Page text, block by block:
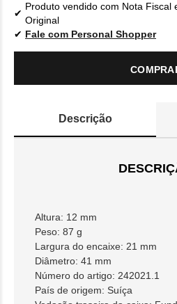
Produto vendido com Nota Fiscal
Original
Fale com Personal Shopper
Descrição
Altura: 12 mm
Peso: 87 g
Largura do encaixe: 21 mm
Diâmetro: 41 mm
Número do artigo: 242021.1
País de origem: Suíça